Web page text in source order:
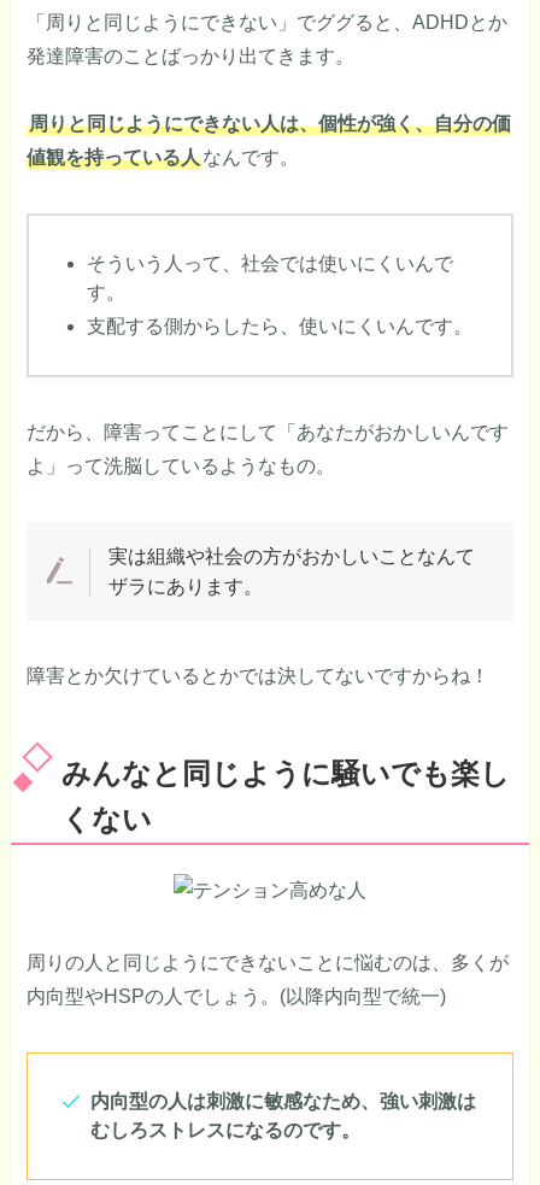
「周りと同じようにできない」でググると、ADHDとか
発達障害のことばっかり出てきます。
周りと同じようにできない人は、個性が強く、自分の価
値観を持っている人なんです。
そういう人って、社会では使いにくいんで
す。
支配する側からしたら、使いにくいんです。
だから、障害ってことにして「あなたがおかしいんです
よ」って洗脳しているようなもの。
実は組織や社会の方がおかしいことなんて
ザラにあります。
障害とか欠けているとかでは決してないですからね！
みんなと同じように騒いでも楽し
くない
周りの人と同じようにできないことに悩むのは、多くが
内向型やHSPの人でしょう。(以降内向型で統一)
内向型の人は刺激に敏感なため、強い刺激は
むしろストレスになるのです。